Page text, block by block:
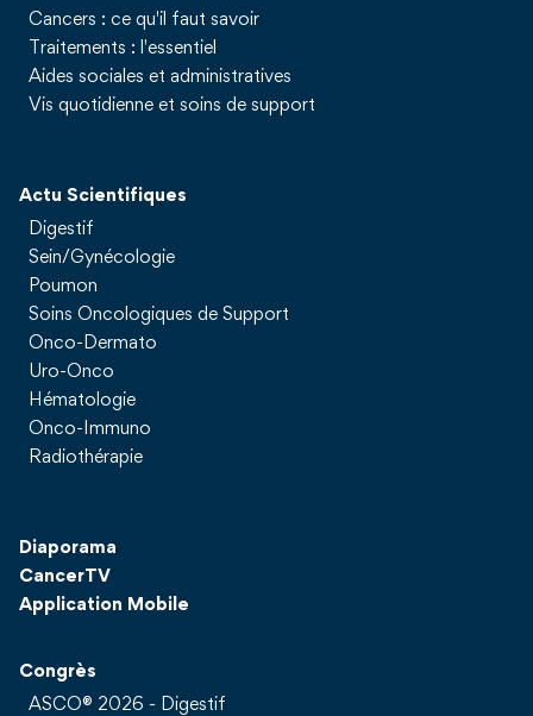
Cancers : ce qu'il faut savoir
Traitements : l'essentiel
Aides sociales et administratives
Vis quotidienne et soins de support
Actu Scientifiques
Digestif
Sein/Gynécologie
Poumon
Soins Oncologiques de Support
Onco-Dermato
Uro-Onco
Hématologie
Onco-Immuno
Radiothérapie
Diaporama
CancerTV
Application Mobile
Congrès
ASCO® 2026 - Digestif